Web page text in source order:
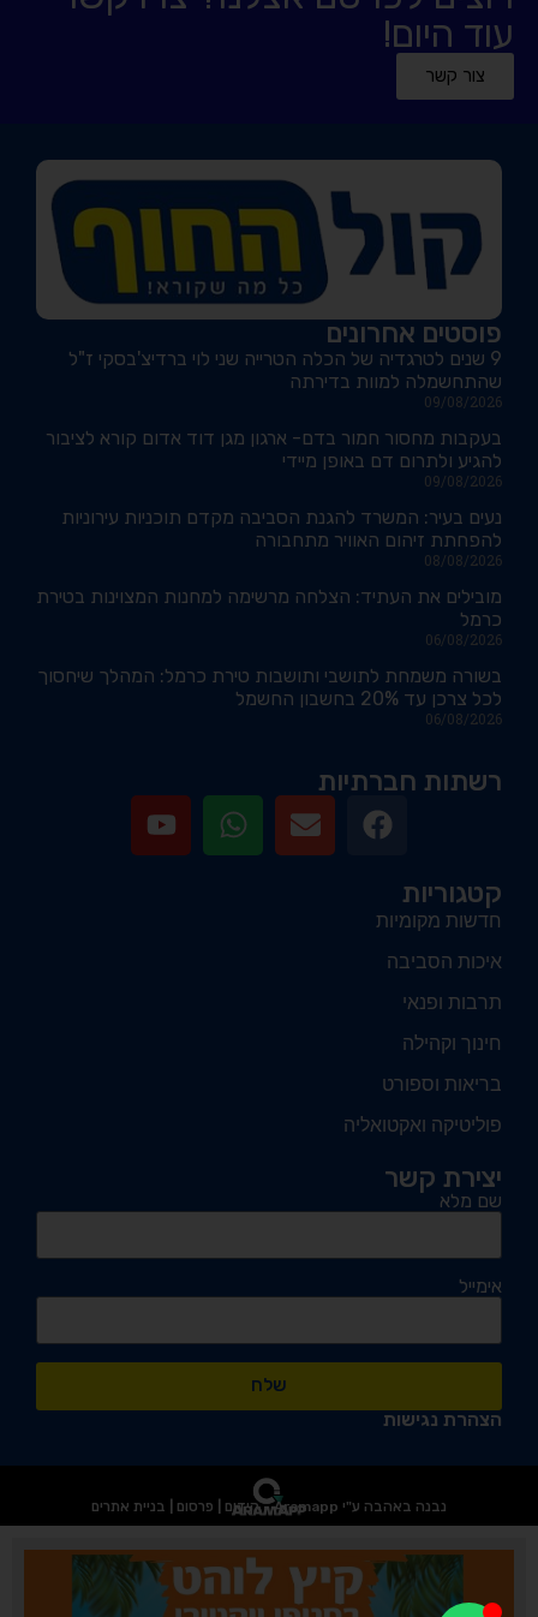
עוד היום!
צור קשר
פוסטים אחרונים
9 שנים לטרגדיה של הכלה הטרייה שני לוי ברדיצ'בסקי ז"ל
שהתחשמלה למוות בדירתה
09/08/2026
בעקבות מחסור חמור בדם- ארגון מגן דוד אדום קורא לציבור
להגיע ולתרום דם באופן מיידי
09/08/2026
נעים בעיר: המשרד להגנת הסביבה מקדם תוכניות עירוניות
להפחתת זיהום האוויר מתחבורה
08/08/2026
מובילים את העתיד: הצלחה מרשימה למחנות המצוינות בטירת
כרמל
06/08/2026
בשורה משמחת לתושבי ותושבות טירת כרמל: המהלך שיחסוך
לכל צרכן עד 20% בחשבון החשמל
06/08/2026
רשתות חברתיות
קטגוריות
חדשות מקומיות
איכות הסביבה
תרבות ופנאי
חינוך וקהילה
בריאות וספורט
פוליטיקה ואקטואליה
יצירת קשר
שם מלא
אימייל
שלח
הצהרת נגישות
נבנה באהבה ע"י Aramapp - קידום | פרסום | בניית אתרים